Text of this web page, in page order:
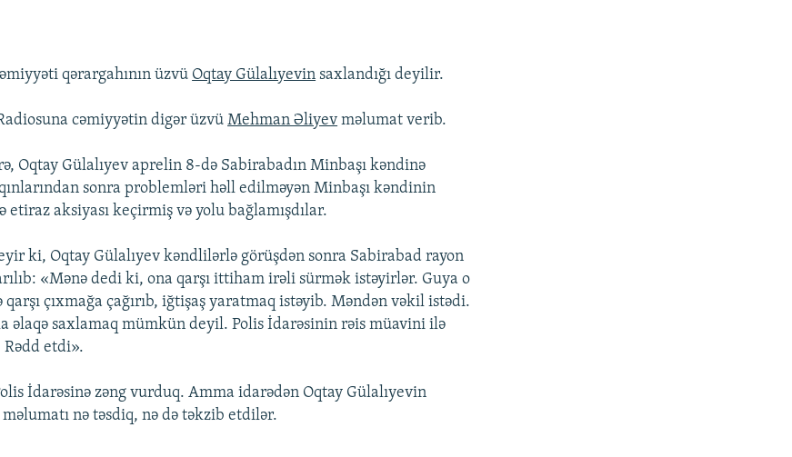
qərargahının üzvü Oqtay Gülalıyevin saxlandığı deyilir.
cəmiyyətin digər üzvüMehman Əliyev məlumat verib.
Oqtay Gülalıyev aprelin 8-də Sabirabadın Minbaşı kəndinə
sonra problemləri həll edilməyən Minbaşı kəndinin
etiraz aksiyası keçirmiş və yolu bağlamışdılar.
ki, Oqtay Gülalıyev kəndlilərlə görüşdən sonra Sabirabad rayon
«Mənə dedi ki, ona qarşı ittiham irəli sürmək istəyirlər. Guya o
çıxmağa çağırıb, iğtişaş yaratmaq istəyib. Məndən vəkil istədi.
əlaqə saxlamaq mümkün deyil. Polis İdarəsinin rəis müavini ilə
Rədd etdi».
İdarəsinə zəng vurduq. Amma idarədən Oqtay Gülalıyevin
məlumatı nə təsdiq, nə də təkzib etdilər.